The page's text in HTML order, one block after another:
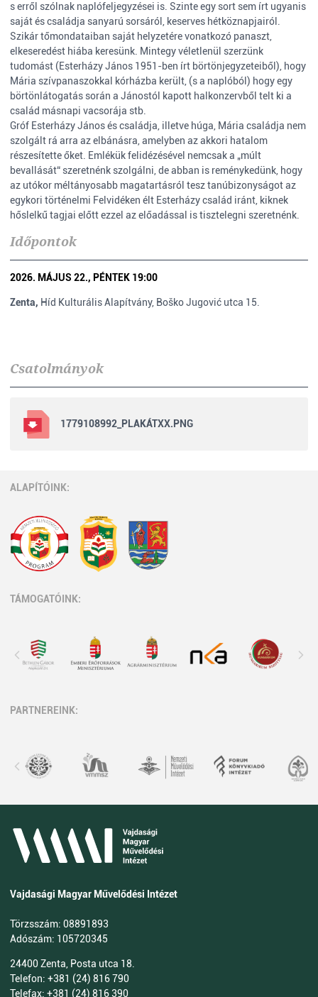
s erről szólnak naplófeljegyzései is. Szinte egy sort sem írt ugyanis
saját és családja sanyarú sorsáról, keserves hétköznapjairól.
Szikár tőmondataiban saját helyzetére vonatkozó panaszt,
elkeseredést hiába keresünk. Mintegy véletlenül szerzünk
tudomást (Esterházy János 1951-ben írt börtönjegyzeteiből), hogy
Mária szívpanaszokkal kórházba került, (s a naplóból) hogy egy
börtönlátogatás során a Jánostól kapott halkonzervből telt ki a
család másnapi vacsorája stb.
Gróf Esterházy János és családja, illetve húga, Mária családja nem
szolgált rá arra az elbánásra, amelyben az akkori hatalom
részesítette őket. Emlékük felidézésével nemcsak a „múlt
bevallását“ szeretnénk szolgálni, de abban is reménykedünk, hogy
az utókor méltányosabb magatartásról tesz tanúbizonyságot az
egykori történelmi Felvidéken élt Esterházy család iránt, kiknek
hőslelkű tagjai előtt ezzel az előadással is tisztelegni szeretnénk.
Időpontok
2026. MÁJUS 22., PÉNTEK 19:00
Zenta, Híd Kulturális Alapítvány, Boško Jugović utca 15.
Csatolmányok
1779108992_PLAKÁTXX.PNG
ALAPÍTÓINK:
TÁMOGATÓINK:
PARTNEREINK:
Vajdasági Magyar Művelődési Intézet
Törzsszám: 08891893
Adószám: 105720345
24400 Zenta, Posta utca 18.
Telefon: +381 (24) 816 790
Telefax: +381 (24) 816 390